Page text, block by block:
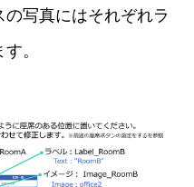
写真にはそれぞれラ
。